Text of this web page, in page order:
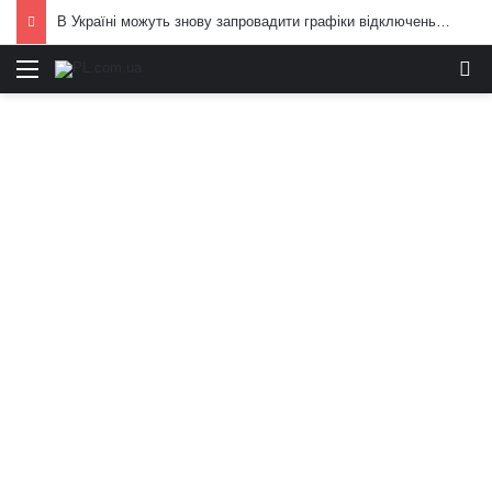
В Україні можуть знову запровадити графіки відключень електроенергії: що вже відомо
Меню